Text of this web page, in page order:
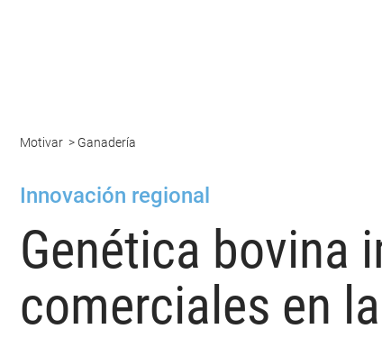
Motivar > Ganadería
Innovación regional
Genética bovina
comerciales en